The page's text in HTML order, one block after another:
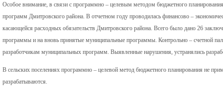
Особое внимание, в связи с программно – целевым методом бюджетного
программ Дмитровского района. В отчетном году проводилась финансово –
касающейся расходных обязательств Дмитровского района. Всего было дано 26
программы и на вновь принятые муниципальные программы. Контрольно – счетной
разработчикам муниципальных программ. Выявленные нарушения, устранялись
В сельских поселениях программно – целевой метод бюджетного планирования не
разрабатываются.